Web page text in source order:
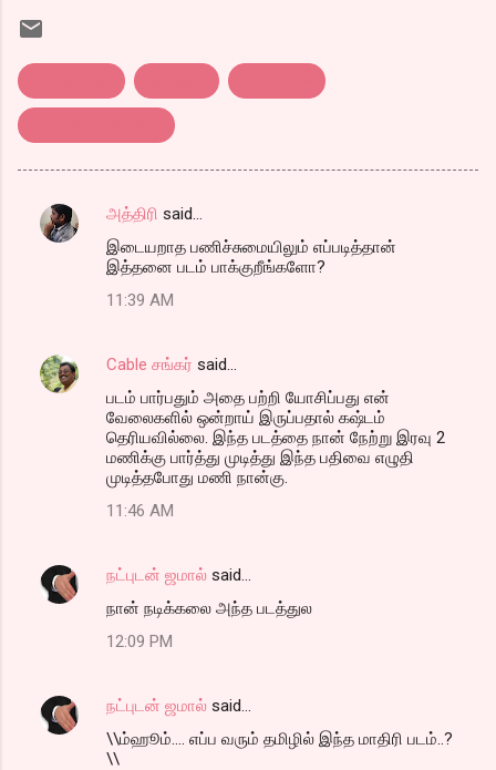
C
n
அத்திரி said…
இடையறாத பணிச்சுமையிலும் எப்படித்தான்
இத்தனை படம் பாக்குறீங்களோ?
11:39 AM
Cable சங்கர் said…
படம் பார்பதும் அதை பற்றி யோசிப்பது என்
வேலைகளில் ஒன்றாய் இருப்பதால் கஷ்டம்
தெரியவில்லை. இந்த படத்தை நான் நேற்று இரவு 2
மணிக்கு பார்த்து முடித்து இந்த பதிவை எழுதி
முடித்தபோது மணி நான்கு.
11:46 AM
நட்புடன் ஜமால் said…
நான் நடிக்கலை அந்த படத்துல
12:09 PM
நட்புடன் ஜமால் said…
\\ம்ஹூம்.... எப்ப வரும் தமிழில் இந்த மாதிரி படம்..?
\\